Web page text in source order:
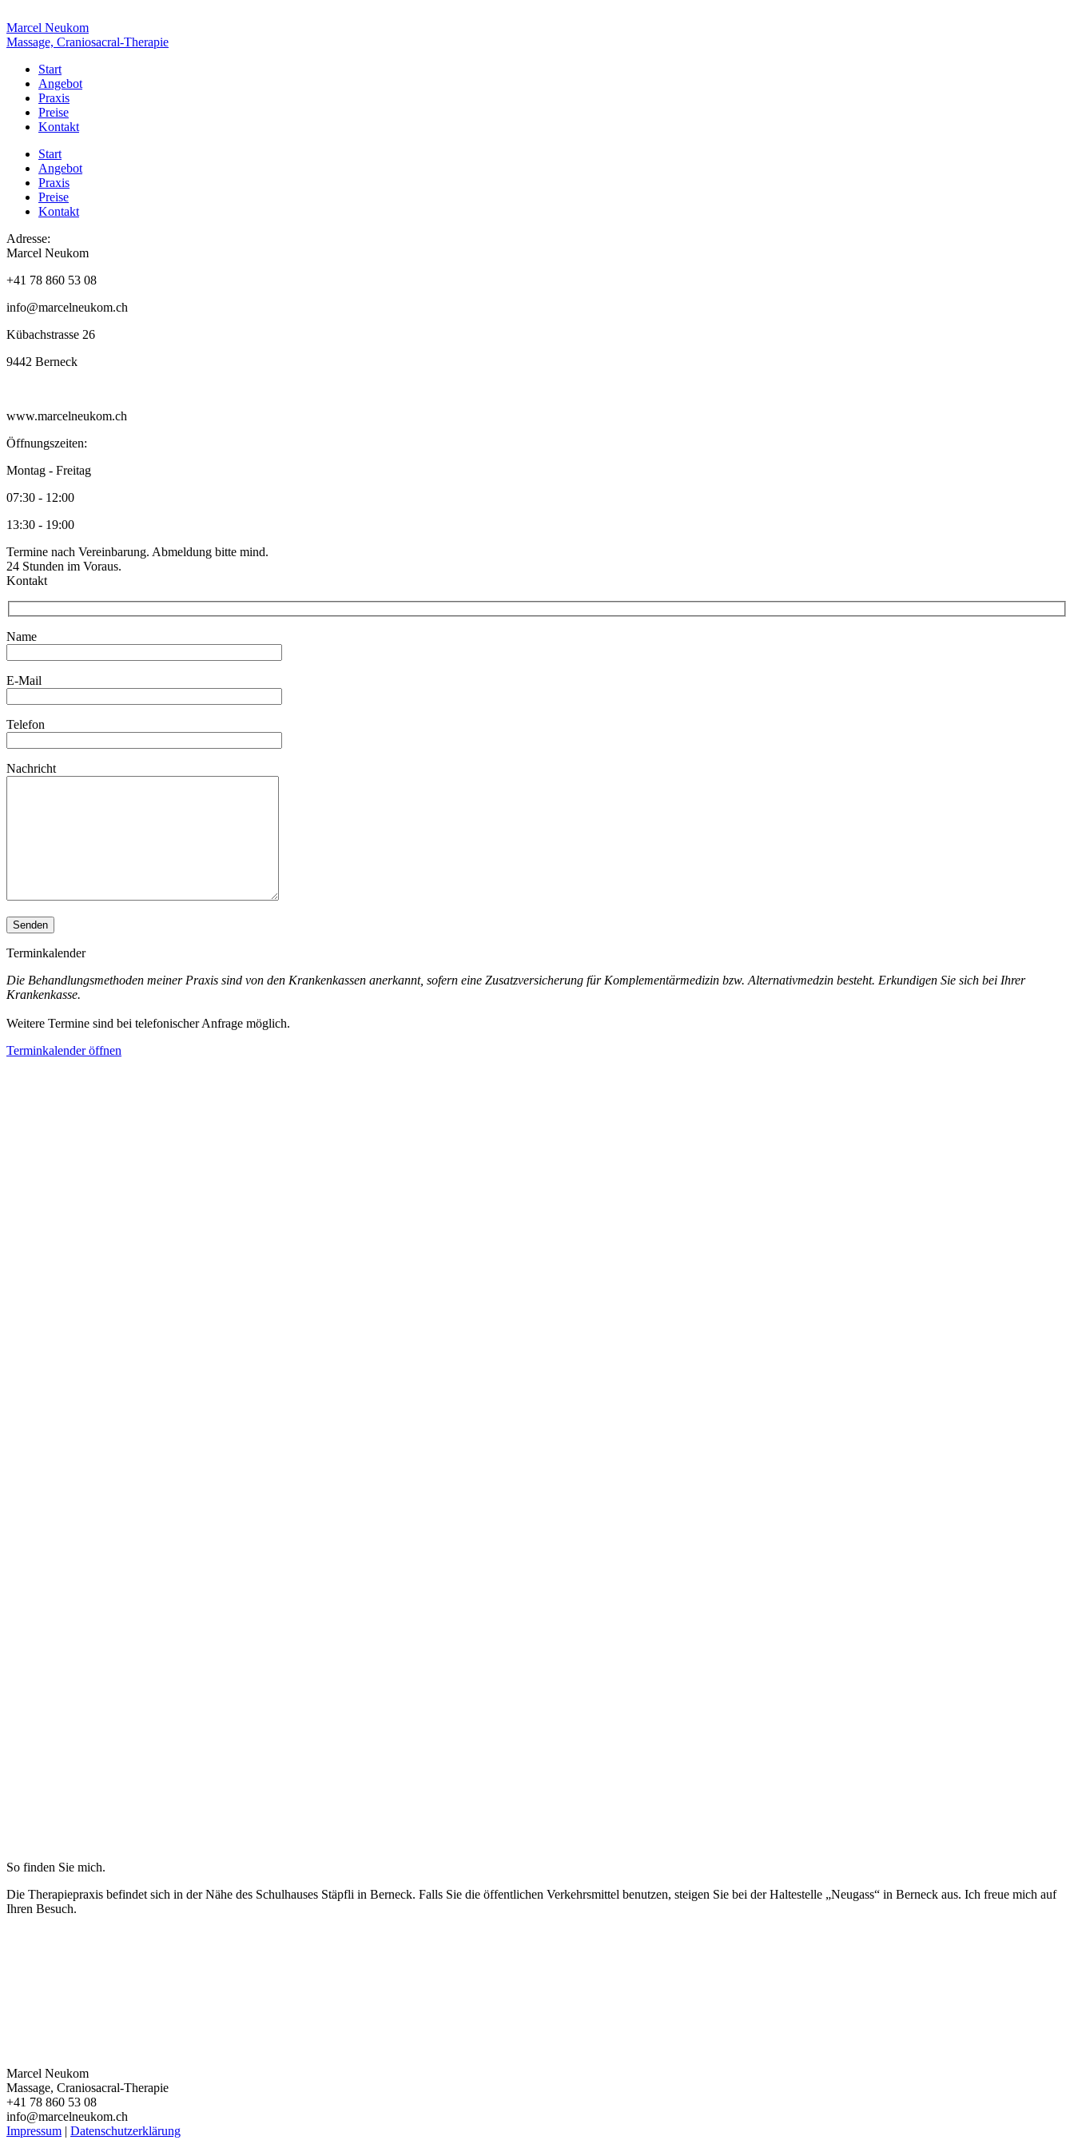
Marcel Neukom
Massage, Craniosacral-Therapie
Start
Angebot
Praxis
Preise
Kontakt
Start
Angebot
Praxis
Preise
Kontakt
Adresse:
Marcel Neukom
+41 78 860 53 08
info@marcelneukom.ch
Kübachstrasse 26
9442 Berneck
www.marcelneukom.ch
Öffnungszeiten:
Montag - Freitag
07:30 - 12:00
13:30 - 19:00
Termine nach Vereinbarung. Abmeldung bitte mind.
24 Stunden im Voraus.
Kontakt
Name
E-Mail
Telefon
Nachricht
Terminkalender
Die Behandlungsmethoden meiner Praxis sind von den Krankenkassen anerkannt, sofern eine Zusatzversicherung für Komplementärmedizin bzw. Alternativmedzin besteht. Erkundigen Sie sich bei Ihrer
Krankenkasse.
Weitere Termine sind bei telefonischer Anfrage möglich.
Terminkalender öffnen
So finden Sie mich.
Die Therapiepraxis befindet sich in der Nähe des Schulhauses Stäpfli in Berneck. Falls Sie die öffentlichen Verkehrsmittel benutzen, steigen Sie bei der Haltestelle „Neugass“ in Berneck aus. Ich freue mich auf
Ihren Besuch.
Marcel Neukom
Massage, Craniosacral-Therapie
+41 78 860 53 08
info@marcelneukom.ch
Impressum | Datenschutzerklärung